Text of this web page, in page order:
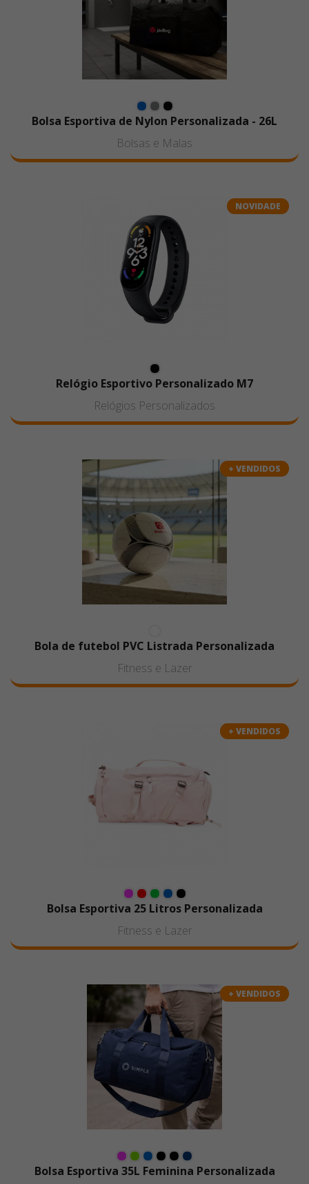
Bolsa Esportiva de Nylon Personalizada - 26L
Bolsas e Malas
NOVIDADE
Relógio Esportivo Personalizado M7
Relógios Personalizados
+ VENDIDOS
Bola de futebol PVC Listrada Personalizada
Fitness e Lazer
+ VENDIDOS
Bolsa Esportiva 25 Litros Personalizada
Fitness e Lazer
+ VENDIDOS
Bolsa Esportiva 35L Feminina Personalizada